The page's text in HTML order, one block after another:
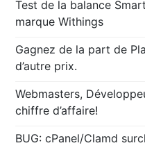
Test de la balance
marque Withings
Gagnez de la part de
d’autre prix.
Webmasters,
chiffre d’affaire!
BUG: cPanel/Clamd